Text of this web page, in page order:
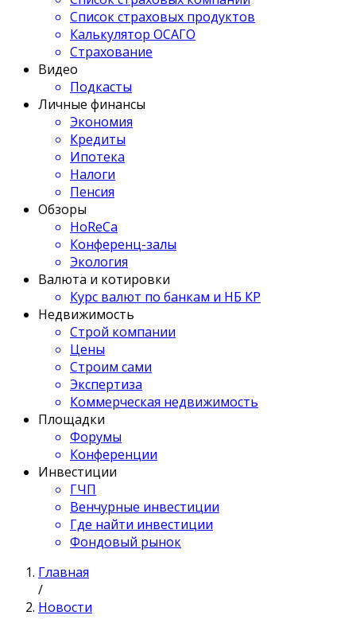
Список страховых продуктов
Калькулятор ОСАГО
Страхование
Видео
Подкасты
Личные финансы
Экономия
Кредиты
Ипотека
Налоги
Пенсия
Обзоры
HoReCa
Конференц-залы
Экология
Валюта и котировки
Курс валют по банкам и НБ КР
Недвижимость
Строй компании
Цены
Строим сами
Экспертиза
Коммерческая недвижимость
Площадки
Форумы
Конференции
Инвестиции
ГЧП
Венчурные инвестиции
Где найти инвестиции
Фондовый рынок
Главная
/
Новости